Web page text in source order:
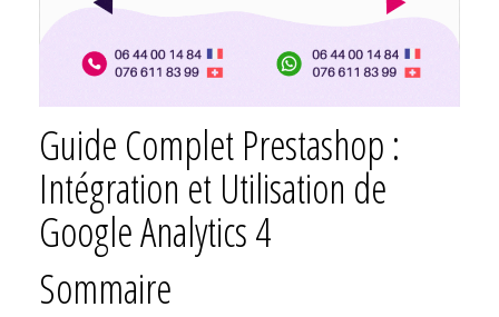
Guide Complet Prestashop :
Intégration et Utilisation de
Google Analytics 4
Sommaire